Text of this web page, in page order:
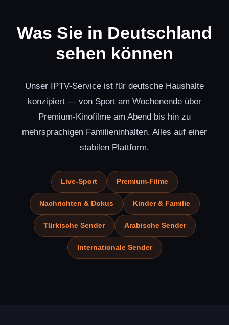
Was Sie in Deutschland
sehen können
Unser IPTV-Service ist für deutsche Haushalte
konzipiert — von Sport am Wochenende über
Premium-Kinofilme am Abend bis hin zu
mehrsprachigen Familieninhalten. Alles auf einer
stabilen Plattform.
Live-Sport Premium-Filme
Nachrichten & Dokus Kinder & Familie
Türkische Sender Arabische Sender
Internationale Sender